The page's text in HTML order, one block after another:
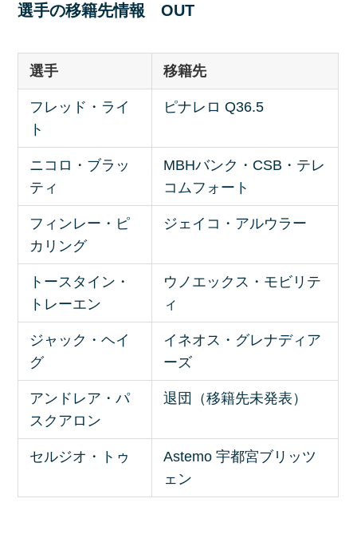
選手の移籍先情報 OUT
選手 移籍先
フレッド・ライ
ト
ピナレロ Q36.5
ニコロ・ブラッ
ティ
MBHバンク・CSB・テレ
コムフォート
フィンレー・ピ
カリング
ジェイコ・アルウラー
トースタイン・
トレーエン
ウノエックス・モビリテ
ィ
ジャック・ヘイ
グ
イネオス・グレナディア
ーズ
アンドレア・パ
スクアロン
退団（移籍先未発表）
セルジオ・トゥ
Astemo 宇都宮ブリッツ
ェン